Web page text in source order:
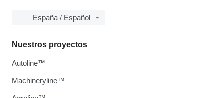
España / Español
Nuestros proyectos
Autoline™
Machineryline™